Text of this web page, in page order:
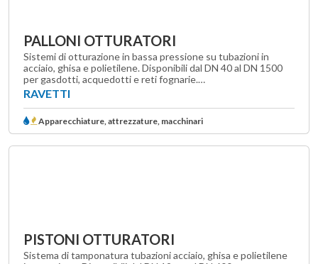
PALLONI OTTURATORI
Sistemi di otturazione in bassa pressione su tubazioni in
acciaio, ghisa e polietilene. Disponibili dal DN 40 al DN 1500
per gasdotti, acquedotti e reti fognarie.…
RAVETTI
Apparecchiature, attrezzature, macchinari
PISTONI OTTURATORI
Sistema di tamponatura tubazioni acciaio, ghisa e polietilene